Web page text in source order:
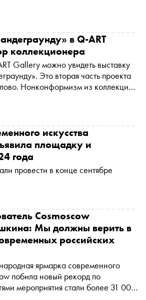
в Q-ART
коллекционера
Gallery можно увидеть выставку
Это вторая часть проекта
Нонконформизм из коллекции
выставок, ставших
для «Сноба» адвокат,
Тимофей Гриднев выбрал
уделить особое внимание
искусства
площадку и
года
провести в конце сентябре
Cosmoscow
Мы должны верить в
российских
ярмарка современного
побила новый рекорд по
стали более 31 000